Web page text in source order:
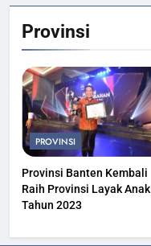
Provinsi
PROVINSI
Provinsi Banten Kembali
Raih Provinsi Layak Anak
Tahun 2023